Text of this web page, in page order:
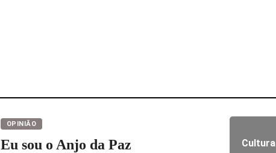
OPINIÃO
Eu sou o Anjo da Paz Cultura